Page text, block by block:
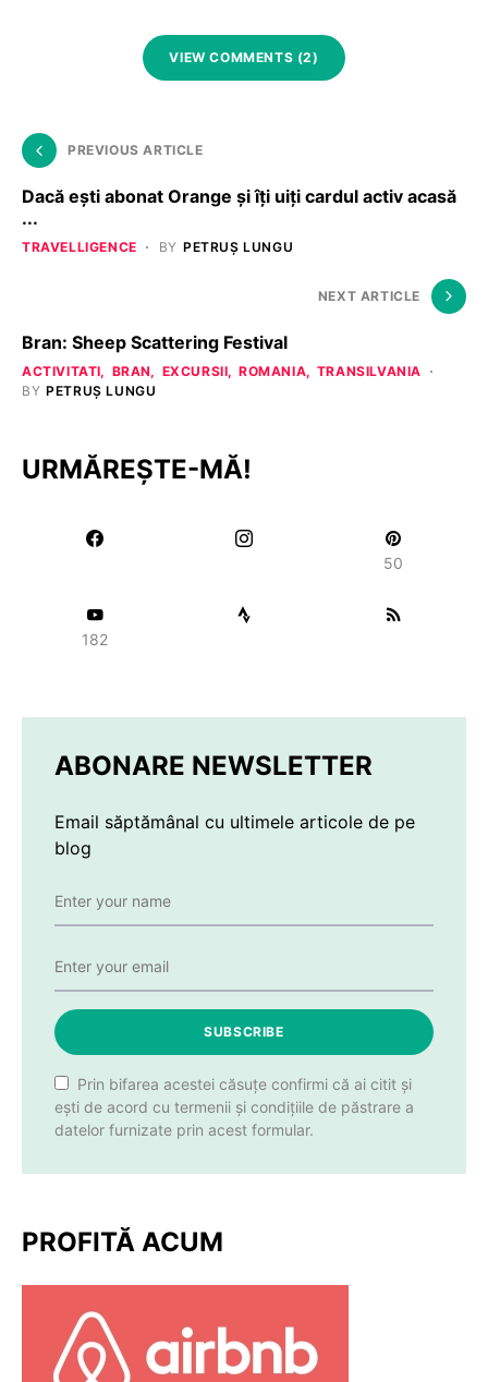
VIEW COMMENTS (2)
PREVIOUS ARTICLE
Dacă eşti abonat Orange şi îţi uiţi cardul activ acasă
...
TRAVELLIGENCE BY PETRUȘ LUNGU
NEXT ARTICLE
Bran: Sheep Scattering Festival
ACTIVITATI BRAN EXCURSII ROMANIA
TRANSILVANIA
BY PETRUȘ LUNGU
URMĂREȘTE-MĂ!
50
182
ABONARE NEWSLETTER
Email săptămânal cu ultimele articole de pe
blog
SUBSCRIBE
Prin bifarea acestei căsuțe confirmi că ai citit și
ești de acord cu termenii și condițiile de păstrare a
datelor furnizate prin acest formular.
PROFITĂ ACUM